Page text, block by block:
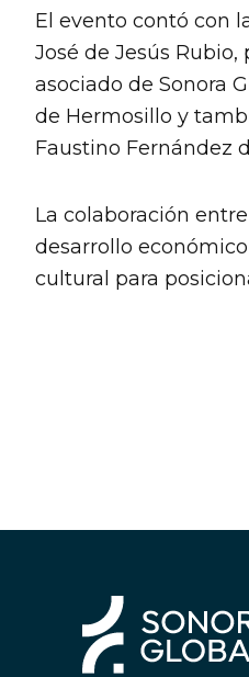
El evento contó con
José de Jesús
asociado de Sonora
de Hermosillo y
Faustino Fernández
La colaboración
desarrollo
cultural para